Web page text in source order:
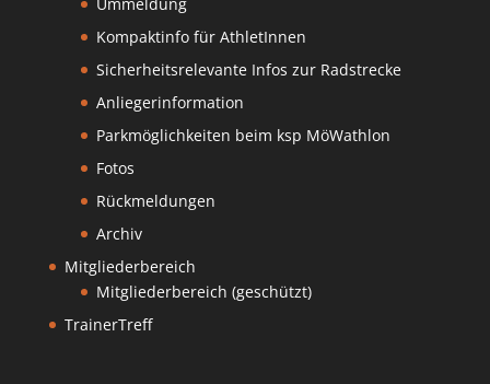
Kompaktinfo für AthletInnen
Sicherheitsrelevante Infos zur Radstrecke
Anliegerinformation
Parkmöglichkeiten beim ksp MöWathlon
Fotos
Rückmeldungen
Archiv
Mitgliederbereich
Mitgliederbereich (geschützt)
TrainerTreff